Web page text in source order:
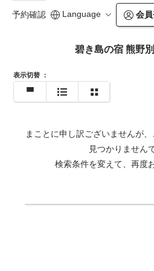
予約確認 Language 会
碧き島の宿 熊野
表示切替 ：
まことに申し訳ございませんが
見つかりません
検索条件を変えて、再度